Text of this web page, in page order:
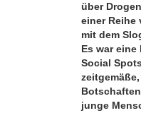
über
einer Reihe
mit dem
Es war eine
Social
junge